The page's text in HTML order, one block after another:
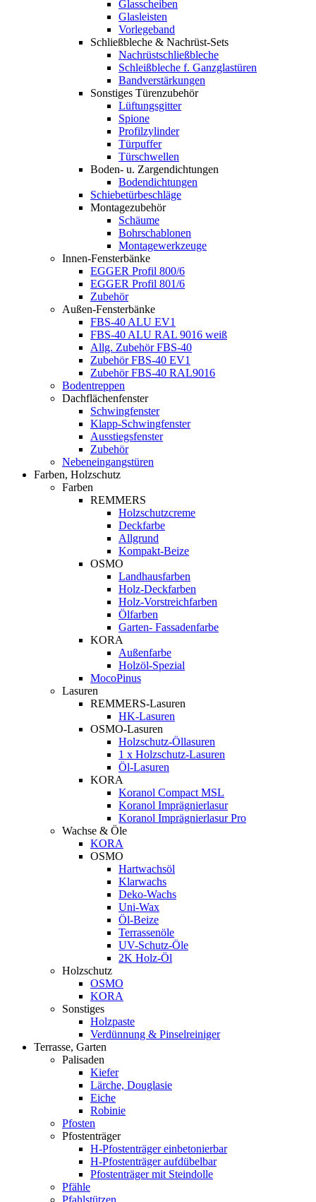
Glasscheiben
Glasleisten
Vorlegeband
Schließbleche & Nachrüst-Sets
Nachrüstschließbleche
Schleißbleche f. Ganzglastüren
Bandverstärkungen
Sonstiges Türenzubehör
Lüftungsgitter
Spione
Profilzylinder
Türpuffer
Türschwellen
Boden- u. Zargendichtungen
Bodendichtungen
Schiebetürbeschläge
Montagezubehör
Schäume
Bohrschablonen
Montagewerkzeuge
Innen-Fensterbänke
EGGER Profil 800/6
EGGER Profil 801/6
Zubehör
Außen-Fensterbänke
FBS-40 ALU EV1
FBS-40 ALU RAL 9016 weiß
Allg. Zubehör FBS-40
Zubehör FBS-40 EV1
Zubehör FBS-40 RAL9016
Bodentreppen
Dachflächenfenster
Schwingfenster
Klapp-Schwingfenster
Ausstiegsfenster
Zubehör
Nebeneingangstüren
Farben, Holzschutz
Farben
REMMERS
Holzschutzcreme
Deckfarbe
Allgrund
Kompakt-Beize
OSMO
Landhausfarben
Holz-Deckfarben
Holz-Vorstreichfarben
Ölfarben
Garten- Fassadenfarbe
KORA
Außenfarbe
Holzöl-Spezial
MocoPinus
Lasuren
REMMERS-Lasuren
HK-Lasuren
OSMO-Lasuren
Holzschutz-Öllasuren
1 x Holzschutz-Lasuren
Öl-Lasuren
KORA
Koranol Compact MSL
Koranol Imprägnierlasur
Koranol Imprägnierlasur Pro
Wachse & Öle
KORA
OSMO
Hartwachsöl
Klarwachs
Deko-Wachs
Uni-Wax
Öl-Beize
Terrassenöle
UV-Schutz-Öle
2K Holz-Öl
Holzschutz
OSMO
KORA
Sonstiges
Holzpaste
Verdünnung & Pinselreiniger
Terrasse, Garten
Palisaden
Kiefer
Lärche, Douglasie
Eiche
Robinie
Pfosten
Pfostenträger
H-Pfostenträger einbetonierbar
H-Pfostenträger aufdübelbar
Pfostenträger mit Steindolle
Pfähle
Pfahlstützen